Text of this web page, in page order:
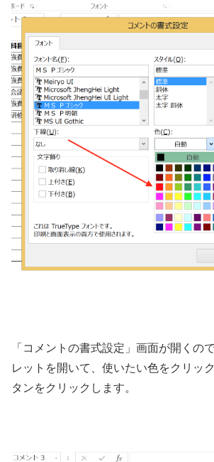
「コメントの書式設定」画面が開くの
レットを開いて、使いたい色をクリッ
タンをクリックします。